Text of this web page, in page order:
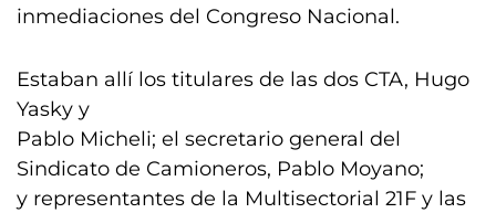
inmediaciones del Congreso Nacional.
Estaban allí los titulares de las dos CTA, Hugo
Yasky y
Pablo Micheli; el secretario general del
Sindicato de Camioneros, Pablo Moyano;
y representantes de la Multisectorial 21F y las